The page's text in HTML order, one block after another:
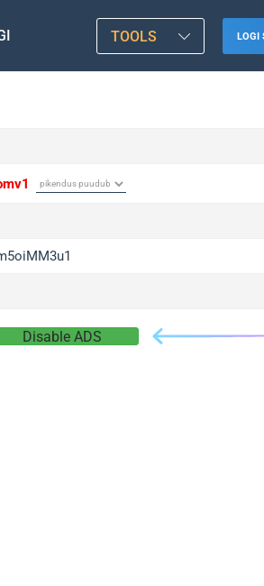
TOOLS LOGI
Disable ADS